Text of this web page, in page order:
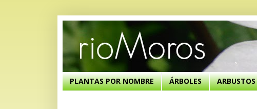
PLANTAS POR NOMBRE ÁRBOLES ARBUSTOS